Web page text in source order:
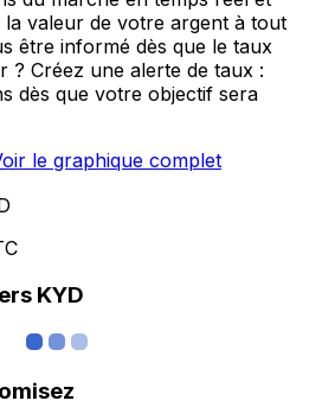
la valeur de votre argent à tout
être informé dès que le taux
? Créez une alerte de taux :
dès que votre objectif sera
le graphique complet
KYD